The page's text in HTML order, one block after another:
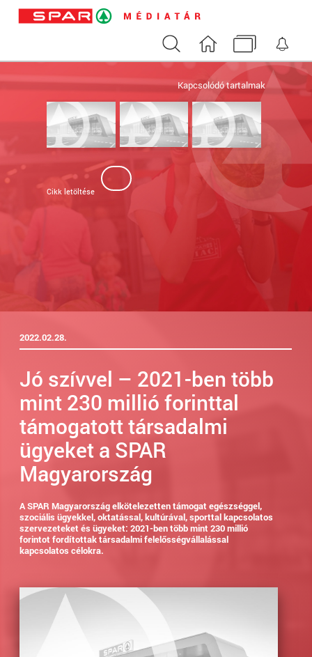
Keresés Nyitóoldal Médiatár
Kapcsolódó tartalmak
Cikk letöltése
2022.02.28.
Jó szívvel – 2021-ben több
mint 230 millió forinttal
támogatott társadalmi
ügyeket a SPAR
Magyarország
A SPAR Magyarország elkötelezetten támogat egészséggel,
szociális ügyekkel, oktatással, kultúrával, sporttal kapcsolatos
szervezeteket és ügyeket: 2021-ben több mint 230 millió
forintot fordítottak társadalmi felelősségvállalással
kapcsolatos célokra.